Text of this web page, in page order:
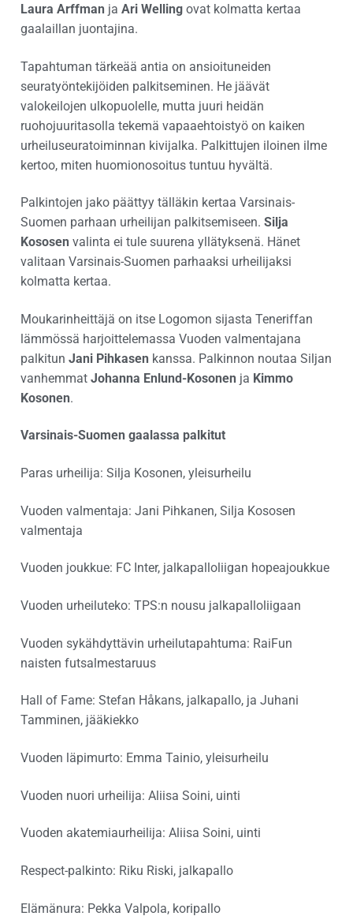
Laura Arffman ja Ari Welling ovat kolmatta kertaa
gaalaillan juontajina.
Tapahtuman tärkeää antia on ansioituneiden
seuratyöntekijöiden palkitseminen. He jäävät
valokeilojen ulkopuolelle, mutta juuri heidän
ruohojuuritasolla tekemä vapaaehtoistyö on kaiken
urheiluseuratoiminnan kivijalka. Palkittujen iloinen ilme
kertoo, miten huomionosoitus tuntuu hyvältä.
Palkintojen jako päättyy tälläkin kertaa Varsinais-
Suomen parhaan urheilijan palkitsemiseen. Silja
Kososen valinta ei tule suurena yllätyksenä. Hänet
valitaan Varsinais-Suomen parhaaksi urheilijaksi
kolmatta kertaa.
Moukarinheittäjä on itse Logomon sijasta Teneriffan
lämmössä harjoittelemassa Vuoden valmentajana
palkitun Jani Pihkasen kanssa. Palkinnon noutaa Siljan
vanhemmat Johanna Enlund-Kosonen ja Kimmo
Kosonen.
Varsinais-Suomen gaalassa palkitut
Paras urheilija: Silja Kosonen, yleisurheilu
Vuoden valmentaja: Jani Pihkanen, Silja Kososen
valmentaja
Vuoden joukkue: FC Inter, jalkapalloliigan hopeajoukkue
Vuoden urheiluteko: TPS:n nousu jalkapalloliigaan
Vuoden sykähdyttävin urheilutapahtuma: RaiFun
naisten futsalmestaruus
Hall of Fame: Stefan Håkans, jalkapallo, ja Juhani
Tamminen, jääkiekko
Vuoden läpimurto: Emma Tainio, yleisurheilu
Vuoden nuori urheilija: Aliisa Soini, uinti
Vuoden akatemiaurheilija: Aliisa Soini, uinti
Respect-palkinto: Riku Riski, jalkapallo
Elämänura: Pekka Valpola, koripallo